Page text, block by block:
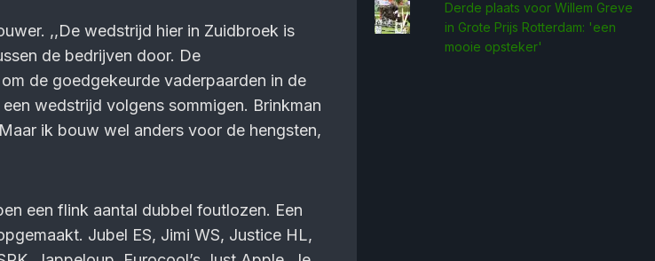
,,De wedstrijd hier in Zuidbroek is
de bedrijven door. De
de goedgekeurde vaderpaarden in de
wedstrijd volgens sommigen. Brinkman
ik bouw wel anders voor de hengsten,
een flink aantal dubbel foutlozen. Een
Jubel ES, Jimi WS, Justice HL,
Derde plaats voor Willem Greve
in Grote Prijs Rotterdam: 'een
mooie opsteker'